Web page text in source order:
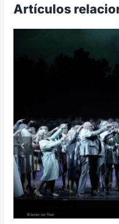
Artículos